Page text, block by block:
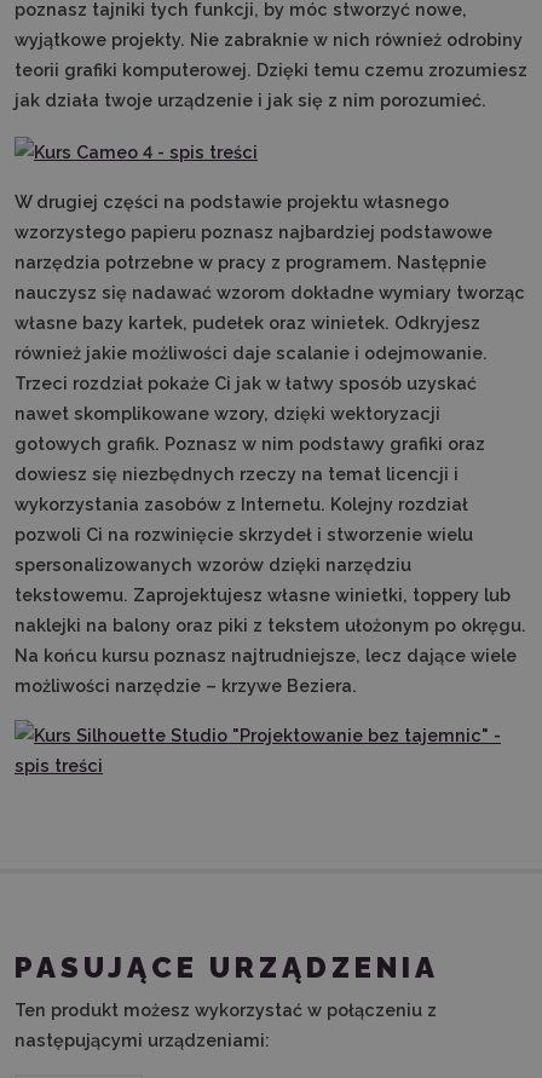
poznasz tajniki tych funkcji, by móc stworzyć nowe,
wyjątkowe projekty. Nie zabraknie w nich również odrobiny
teorii grafiki komputerowej. Dzięki temu czemu zrozumiesz
jak działa twoje urządzenie i jak się z nim porozumieć.
W drugiej części na podstawie projektu własnego
wzorzystego papieru poznasz najbardziej podstawowe
narzędzia potrzebne w pracy z programem. Następnie
nauczysz się nadawać wzorom dokładne wymiary tworząc
własne bazy kartek, pudełek oraz winietek. Odkryjesz
również jakie możliwości daje scalanie i odejmowanie.
Trzeci rozdział pokaże Ci jak w łatwy sposób uzyskać
nawet skomplikowane wzory, dzięki wektoryzacji
gotowych grafik. Poznasz w nim podstawy grafiki oraz
dowiesz się niezbędnych rzeczy na temat licencji i
wykorzystania zasobów z Internetu. Kolejny rozdział
pozwoli Ci na rozwinięcie skrzydeł i stworzenie wielu
spersonalizowanych wzorów dzięki narzędziu
tekstowemu. Zaprojektujesz własne winietki, toppery lub
naklejki na balony oraz piki z tekstem ułożonym po okręgu.
Na końcu kursu poznasz najtrudniejsze, lecz dające wiele
możliwości narzędzie – krzywe Beziera.
PASUJĄCE URZĄDZENIA
Ten produkt możesz wykorzystać w połączeniu z
następującymi urządzeniami: